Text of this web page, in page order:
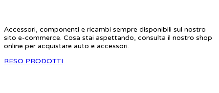
Accessori, componenti e ricambi sempre disponibili sul nostro
sito e-commerce. Cosa stai aspettando, consulta il nostro shop
online per acquistare auto e accessori.
RESO PRODOTTI